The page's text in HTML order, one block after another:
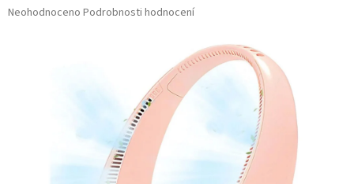
Průměrné
Neohodnoceno Podrobnosti hodnocení